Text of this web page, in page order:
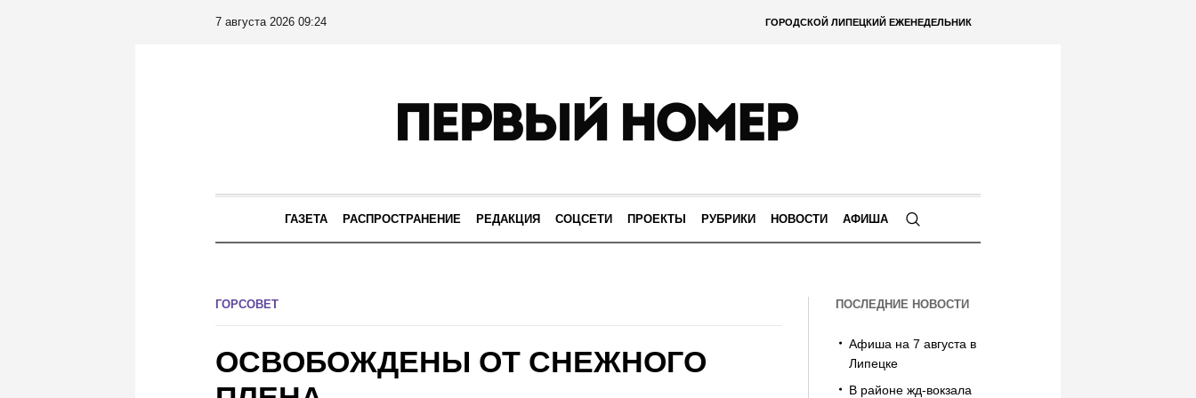
ГОРОДСКОЙ ЛИПЕЦКИЙ ЕЖЕНЕДЕЛЬНИК
7 августа 2026 09:24
ГАЗЕТА РАСПРОСТРАНЕНИЕ РЕДАКЦИЯ СОЦСЕТИ ПРОЕКТЫ РУБРИКИ НОВОСТИ АФИША
ГОРСОВЕТ
ОСВОБОЖДЕНЫ ОТ СНЕЖНОГО
ПОСЛЕДНИЕ НОВОСТИ
Афиша на 7 августа в
Липецке
В районе жд-вокзала